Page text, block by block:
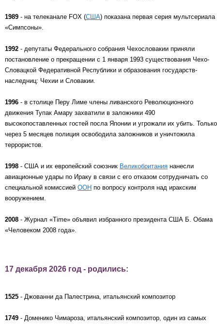
1989 - на телеканале FOX (США) показана первая серия мультсериала
«Симпсоны».
1992 - депутаты Федерального собрания Чехословакии приняли
постановление о прекращении с 1 января 1993 существования Чехо-
Словацкой Федеративной Республики и образования государств-
наследниц: Чехии и Словакии.
1996 - в столице Перу Лиме члены ливанского Революционного
движения Тупак Амару захватили в заложники 490
высокопоставленных гостей посла Японии и угрожали их убить. Только
через 5 месяцев полиция освободила заложников и уничтожила
террористов.
1998 - США и их европейский союзник Великобритания нанесли
авиационные удары по Ираку в связи с его отказом сотрудничать со
специальной комиссией ООН по вопросу контроля над иракским
вооружением.
2008 - Журнал «Time» объявил избранного президента США Б. Обама
«Человеком 2008 года».
17 декабря 2026 год - родились:
1525 - Джованни да Палестрина, итальянский композитор
1749 - Доменико Чимароза, итальянский композитор, один из самых